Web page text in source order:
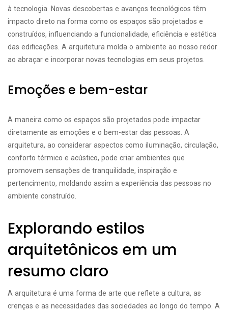
à tecnologia. Novas descobertas e avanços tecnológicos têm
impacto direto na forma como os espaços são projetados e
construídos, influenciando a funcionalidade, eficiência e estética
das edificações. A arquitetura molda o ambiente ao nosso redor
ao abraçar e incorporar novas tecnologias em seus projetos.
Emoções e bem-estar
A maneira como os espaços são projetados pode impactar
diretamente as emoções e o bem-estar das pessoas. A
arquitetura, ao considerar aspectos como iluminação, circulação,
conforto térmico e acústico, pode criar ambientes que
promovem sensações de tranquilidade, inspiração e
pertencimento, moldando assim a experiência das pessoas no
ambiente construído.
Explorando estilos
arquitetônicos em um
resumo claro
A arquitetura é uma forma de arte que reflete a cultura, as
crenças e as necessidades das sociedades ao longo do tempo. A